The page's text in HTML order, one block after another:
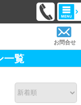
お問合せ
一覧